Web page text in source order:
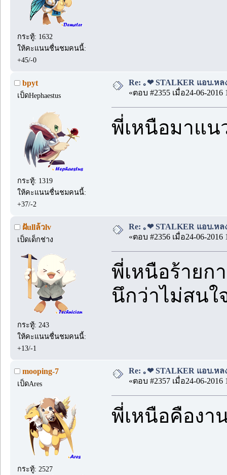
กระทู้: 1632
ให้คะแนนชื่นชมคนนี้:
+45/-0
bpyt
เป็ดHephaestus
กระทู้: 1319
ให้คะแนนชื่นชมคนนี้:
+37/-2
Re: ｡❤ STALKER แอบ.หล
«ตอบ #2355 เมื่อ24-06-2016
พี่เหนือมาแน
ฝัullล้วlv
เป็ดเด็กช่าง
กระทู้: 243
ให้คะแนนชื่นชมคนนี้:
+13/-1
Re: ｡❤ STALKER แอบ.หล
«ตอบ #2356 เมื่อ24-06-2016
พี่เหนือร้ายก
นึกว่าไม่สน
mooping-7
เป็ดAres
กระทู้: 2527
Re: ｡❤ STALKER แอบ.หล
«ตอบ #2357 เมื่อ24-06-2016
พี่เหนือคืองา